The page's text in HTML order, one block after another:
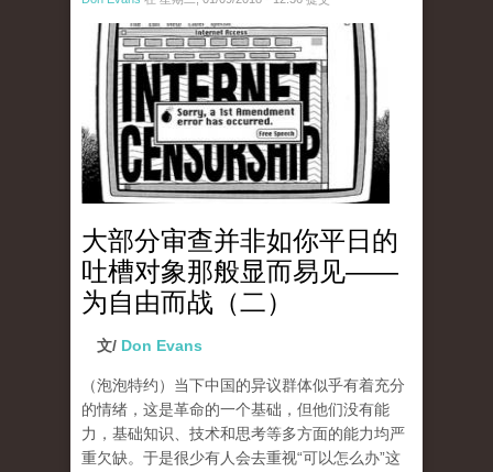
wechatimg866.jpeg
大部分审查并非如你平日的
吐槽对象那般显而易见——
为自由而战（二）
文/ Don Evans
（泡泡特约） 当下中国的异议群体似乎有着充分
的情绪，这是革命的一个基础，但他们没有能
力，基础知识、技术和思考等多方面的能力均严
重欠缺。于是很少有人会去重视“可以怎么办”这